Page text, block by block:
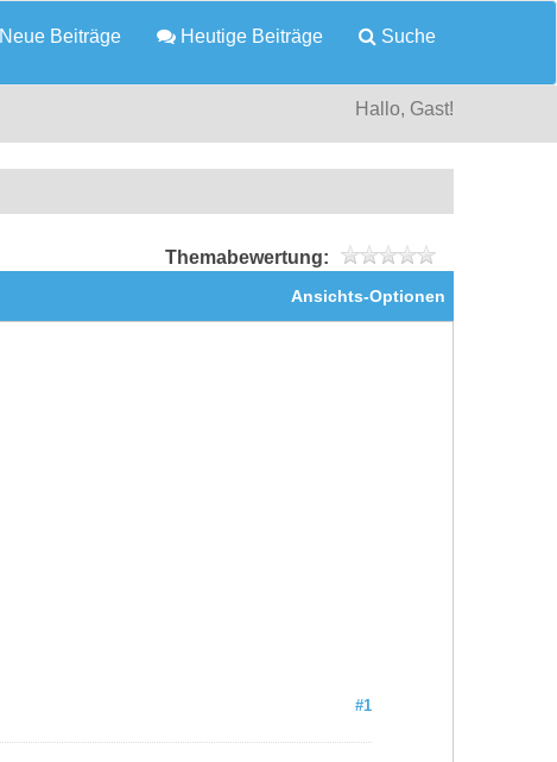
Neue Beiträge Heutige Beiträge Suche
Hallo, Gast!
Themabewertung:
Ansichts-Optionen
#1